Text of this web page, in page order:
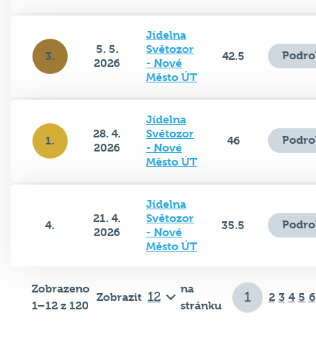
3.
5. 5.
2026
Jídelna
Světozor
- Nové
Město ÚT
42.5
1.
28. 4.
2026
Jídelna
Světozor
- Nové
Město ÚT
46
4.
21. 4.
2026
Jídelna
Světozor
- Nové
Město ÚT
35.5
Zobrazeno
1–12 z 120
Zobrazit
na
stránku
2 3 4 5 6